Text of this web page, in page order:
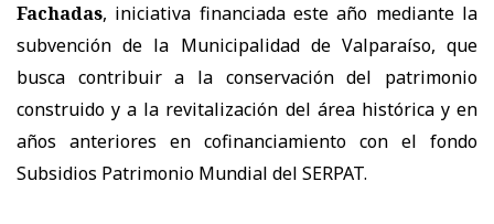
Fachadas, iniciativa financiada este año mediante la
subvención de la Municipalidad de Valparaíso, que
busca contribuir a la conservación del patrimonio
construido y a la revitalización del área histórica y en
años anteriores en cofinanciamiento con el fondo
Subsidios Patrimonio Mundial del SERPAT.